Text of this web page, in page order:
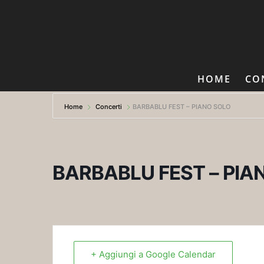
HOME
Home Concerti BARBABLU FEST – PIANO SOLO
BARBABLU FEST –
+ Aggiungi a Google Calendar